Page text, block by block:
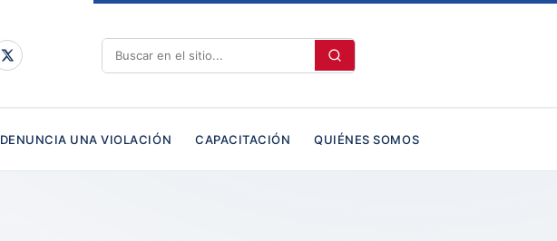
DENUNCIA UNA VIOLACIÓN CAPACITACIÓN QUIÉNES SOMOS